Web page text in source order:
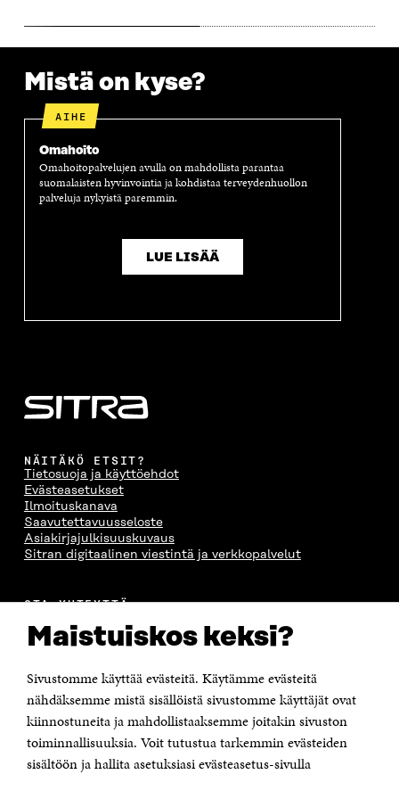
Maistuiskos keksi?
Sivustomme käyttää evästeitä. Käytämme evästeitä
nähdäksemme mistä sisällöistä sivustomme käyttäjät ovat
kiinnostuneita ja mahdollistaaksemme joitakin sivuston
toiminnallisuuksia. Voit tutustua tarkemmin evästeiden
sisältöön ja hallita asetuksiasi evästeasetus-sivulla
S
A
S
S
A
A
Mistä on kyse?
AIHE
Omahoito
Omahoitopalvelujen avulla on mahdollista parantaa
suomalaisten hyvinvointia ja kohdistaa terveydenhuollon
palveluja nykyistä paremmin.
LUE LISÄÄ
NÄITÄKÖ ETSIT?
Tietosuoja ja käyttöehdot
Evästeasetukset
Ilmoituskanava
Saavutettavuusseloste
Asiakirjajulkisuuskuvaus
Sitran digitaalinen viestintä ja verkkopalvelut
OTA YHTEYTTÄ
Itämerenkatu 11-13, PL 160,
00181 Helsinki
Puhelin +358 294 618 991
Sähköpostiosoite
Saapumisohjeet
Y-tunnus 0202132-3